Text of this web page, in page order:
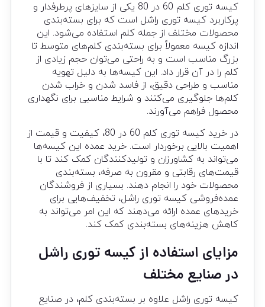
کیسه توری کلم 60 در 80 یکی از سایزهای پرطرفدار و
پرکاربرد کیسه توری راشل است که برای بسته‌بندی
محصولات مختلف از جمله کلم استفاده می‌شود. این
اندازه کیسه معمولاً برای بسته‌بندی کلم‌های متوسط تا
بزرگ مناسب است و به راحتی می‌توان حجم زیادی از
کلم را در آن قرار داد. این کیسه‌ها به دلیل تهویه
مناسب و طراحی دقیق، از فاسد شدن و خراب شدن
کلم‌ها جلوگیری می‌کنند و شرایط مناسبی برای نگهداری
محصول فراهم می‌آورند.
در خرید کیسه توری کلم 60 در 80، کیفیت و قیمت از
اهمیت بالایی برخوردار است. خرید عمده این کیسه‌ها
می‌تواند به کشاورزان و تولیدکنندگان کمک کند تا با
قیمت‌های رقابتی و مقرون به صرفه، بسته‌بندی
محصولات خود را انجام دهند. بسیاری از فروشندگان
عمده‌فروشی کیسه توری راشل، تخفیف‌هایی برای
خریدهای عمده ارائه می‌دهند که این امر می‌تواند به
کاهش هزینه‌های بسته‌بندی کمک کند.
مزایای استفاده از کیسه توری راشل
در صنایع مختلف
کیسه توری راشل علاوه بر بسته‌بندی کلم، در صنایع